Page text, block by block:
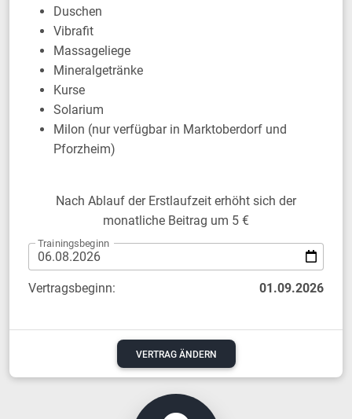
Duschen
Vibrafit
Massageliege
Mineralgetränke
Kurse
Solarium
Milon (nur verfügbar in Marktoberdorf und
Pforzheim)
Nach Ablauf der Erstlaufzeit erhöht sich der
monatliche Beitrag um 5 €
Trainingsbeginn
Vertragsbeginn: 01.09.2026
VERTRAG ÄNDERN